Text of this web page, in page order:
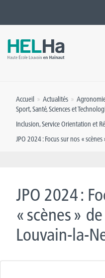
Formation
Accueil » Actualités » Agronomie
Sport,Santé,Sciences et
Inclusion,Service Orientation et
JPO 2024 : Focus sur nos «
JPO 2024 :
« scènes »
Louvain-la-